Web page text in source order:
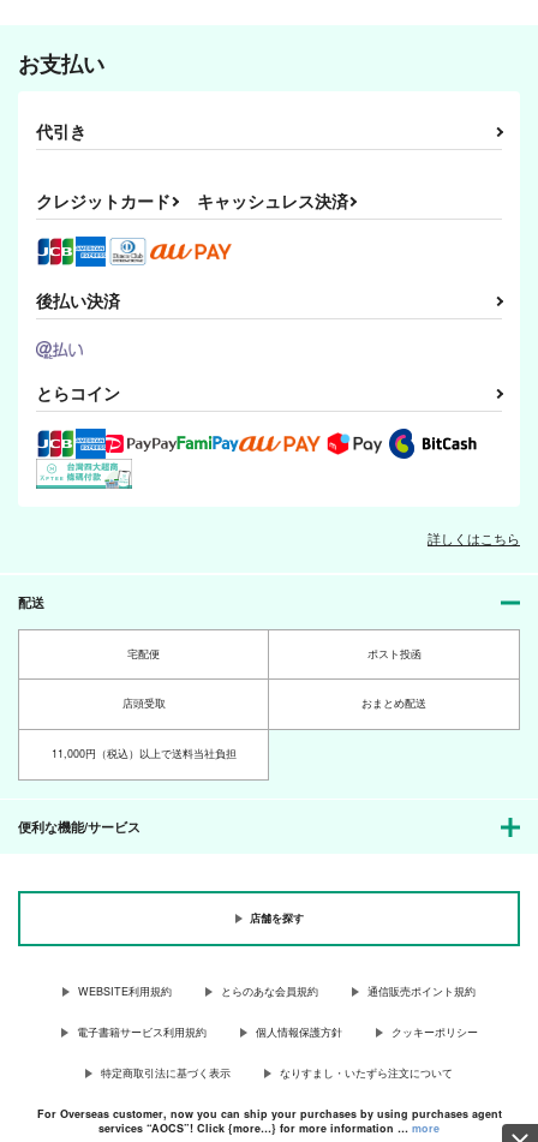
お支払い
代引き
クレジットカード キャッシュレス決済
後払い決済
とらコイン
詳しくはこちら
配送
宅配便 ポスト投函
店頭受取 おまとめ配送
11,000円（税込）以上で送料当社負担
便利な機能/サービス
店舗を探す
WEBSITE利用規約 とらのあな会員規約 通信販売ポイント規約
電子書籍サービス利用規約 個人情報保護方針 クッキーポリシー
特定商取引法に基づく表示 なりすまし・いたずら注文について
For Overseas customer, now you can ship your purchases by using purchases agent
services “AOCS”! Click {more…} for more information … more